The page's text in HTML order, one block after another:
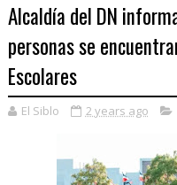
Alcaldía del DN
personas se
Escolares
El Siblo 2 years ago